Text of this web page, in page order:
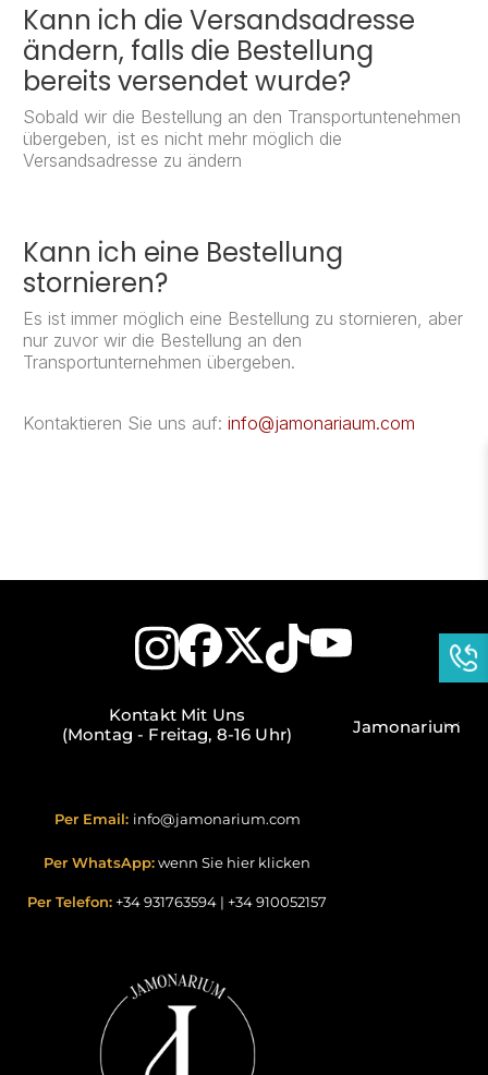
Kann ich die Versandsadresse
ändern, falls die Bestellung
bereits versendet wurde?
Sobald wir die Bestellung an den Transportuntenehmen
übergeben, ist es nicht mehr möglich die
Versandsadresse zu ändern
Kann ich eine Bestellung
stornieren?
Es ist immer möglich eine Bestellung zu stornieren, aber
nur zuvor wir die Bestellung an den
Transportunternehmen übergeben.
Kontaktieren Sie uns auf: info@jamonariaum.com
Kontakt Mit Uns
(Montag - Freitag, 8-16 Uhr)
Per Email: info@jamonarium.com
Per WhatsApp:wenn Sie hier klicken
Per Telefon: +34 931763594 | +34 910052157
Jamonarium